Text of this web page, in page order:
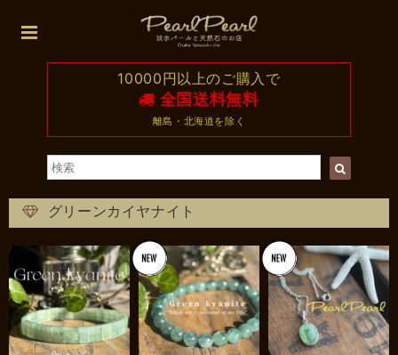
10000円以上のご購入で
全国送料無料
離島・北海道を除く
グリーンカイヤナイト